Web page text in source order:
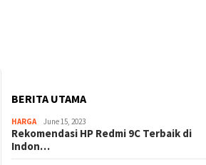
BERITA UTAMA
HARGA June 15, 2023
Rekomendasi HP Redmi 9C Terbaik di
Indon…